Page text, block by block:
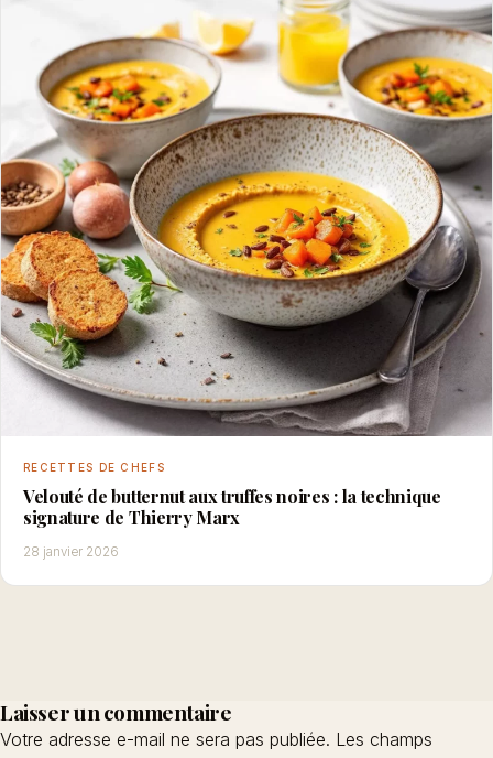
RECETTES DE CHEFS
Velouté de butternut aux truffes noires : la technique
signature de Thierry Marx
28 janvier 2026
Laisser un commentaire
Votre adresse e-mail ne sera pas publiée. Les champs